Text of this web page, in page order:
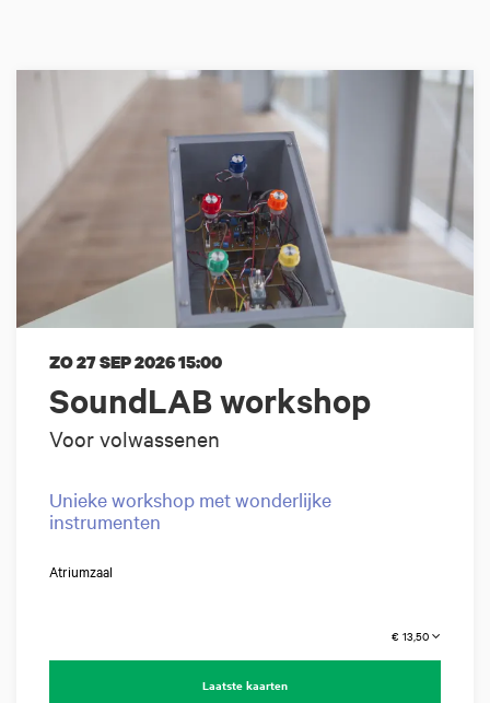
SoundLAB workshop
Voor volwassenen
ZO 27 SEP 202615:00
Unieke workshop met wonderlijke
instrumenten
Atriumzaal
€ 13,50
Laatste kaarten